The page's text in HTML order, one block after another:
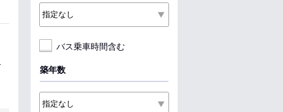
バス乗車時間含む
築年数